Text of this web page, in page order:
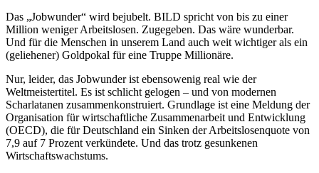
Das „Jobwunder“ wird bejubelt. BILD spricht von bis zu einer
Million weniger Arbeitslosen. Zugegeben. Das wäre wunderbar.
Und für die Menschen in unserem Land auch weit wichtiger als ein
(geliehener) Goldpokal für eine Truppe Millionäre.
Nur, leider, das Jobwunder ist ebensowenig real wie der
Weltmeistertitel. Es ist schlicht gelogen – und von modernen
Scharlatanen zusammenkonstruiert. Grundlage ist eine Meldung der
Organisation für wirtschaftliche Zusammenarbeit und Entwicklung
(OECD), die für Deutschland ein Sinken der Arbeitslosenquote von
7,9 auf 7 Prozent verkündete. Und das trotz gesunkenen
Wirtschaftswachstums.